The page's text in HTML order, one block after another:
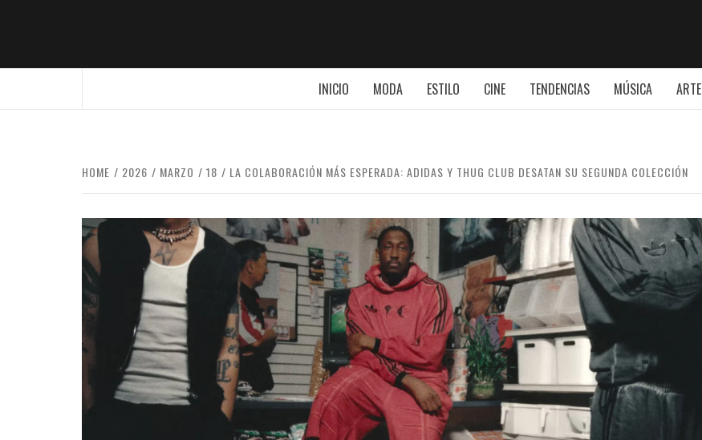
INICIO MODA ESTILO CINE TENDENCIAS MÚSICA ARTE
HOME 2026 MARZO 18 LA COLABORACIÓN MÁS ESPERADA: ADIDAS Y THUG CLUB DESATAN SU SEGUNDA COLECCIÓN